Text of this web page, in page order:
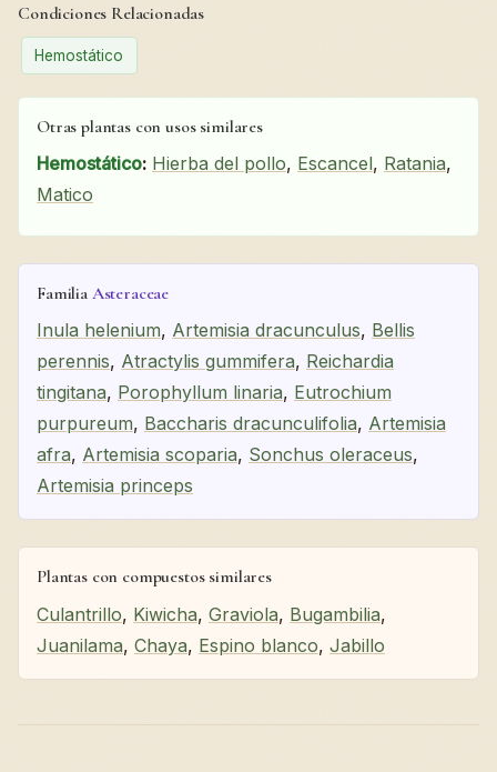
Condiciones Relacionadas
Hemostático
Otras plantas con usos similares
Hemostático: Hierba del pollo, Escancel, Ratania,
Matico
Familia Asteraceae
Inula helenium, Artemisia dracunculus, Bellis
perennis, Atractylis gummifera, Reichardia
tingitana, Porophyllum linaria, Eutrochium
purpureum, Baccharis dracunculifolia, Artemisia
afra, Artemisia scoparia, Sonchus oleraceus,
Artemisia princeps
Plantas con compuestos similares
Culantrillo, Kiwicha, Graviola, Bugambilia,
Juanilama, Chaya, Espino blanco, Jabillo